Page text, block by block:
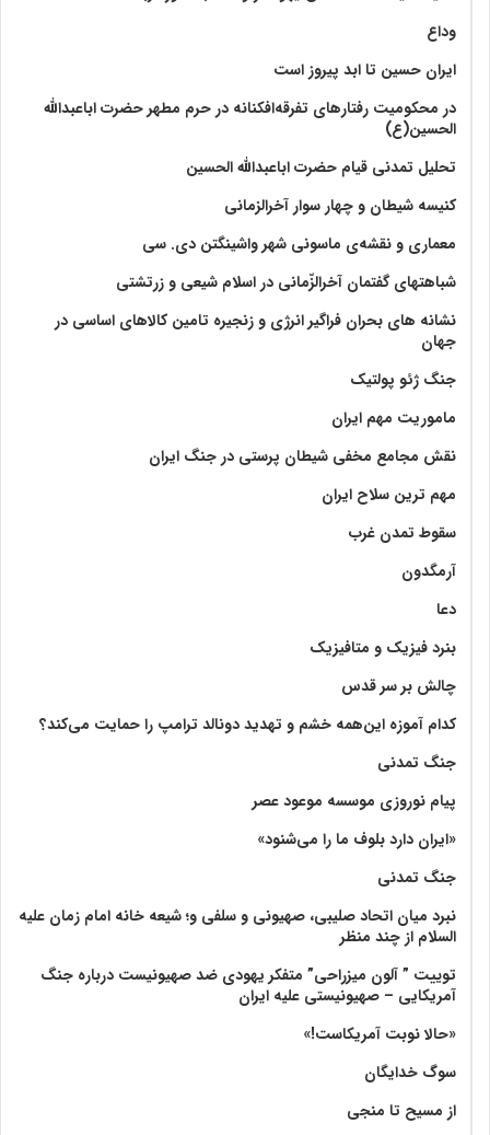
وداع
ایران حسین تا ابد پیروز است
در محکومیت رفتارهای تفرقه‌افکنانه در حرم مطهر حضرت اباعبدالله
الحسین(ع)
تحلیل تمدنی قیام حضرت اباعبدالله الحسین
کنیسه شیطان و چهار سوار آخرالزمانی
معماری و نقشه‌ی ماسونی شهر واشينگتن دی. سی
شباهتهای گفتمان آخر‌الزّمانی در اسلام شیعی و زرتشتی
نشانه های بحران فراگیر انرژی و زنجیره تامین کالاهای اساسی در
جهان
جنگ ژئو پولتیک
ماموریت مهم ایران
نقش مجامع مخفی شیطان پرستی در جنگ ایران
مهم ترین سلاح ایران
سقوط تمدن غرب
آرمگدون
دعا
بنرد فیزیک و متافیزیک
چالش بر سر قدس
کدام آموزه این‌همه خشم و تهدید دونالد ترامپ را حمایت می‌کند؟
جنگ تمدنی
پیام نوروزی موسسه موعود عصر
«ایران دارد بلوف ما را می‌شنود»
جنگ تمدنی
نبرد میان اتحاد صلیبی، صهیونی و سلفی و؛ شیعه خانه امام زمان علیه
السلام از چند منظر
توییت ” آلون میزراحی” متفکر یهودی ضد صهیونیست درباره جنگ
آمریکایی – صهیونیستی علیه ایران
«حالا نوبت آمریکاست!»
سوگ خدایگان
از مسیح تا منجی